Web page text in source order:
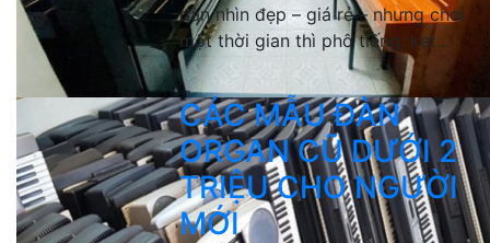
đàn nhìn đẹp – giá rẻ – nhưng chơi
một thời gian thì phô tiếng, kẹt...
CÁC MẪU ĐÀN
ORGAN CŨ DƯỚI 2
TRIỆU CHO NGƯỜI
MỚI